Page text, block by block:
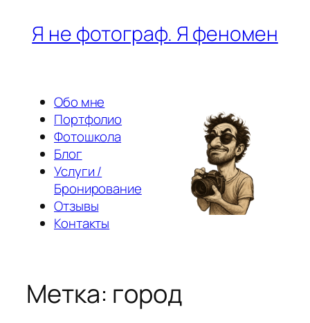
ПерейтиЯ не фотограф. Я феномен
Обо мне
Портфолио
Фотошкола
Блог
Услуги /
Бронирование
Отзывы
Контакты
Метка: город